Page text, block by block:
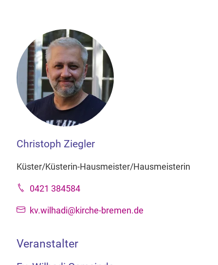
Christoph Ziegler
Küster/Küsterin-Hausmeister/Hausmeisterin
0421 384584
kv.wilhadi@kirche-bremen.de
Veranstalter